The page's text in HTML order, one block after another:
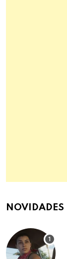
NOVIDADES